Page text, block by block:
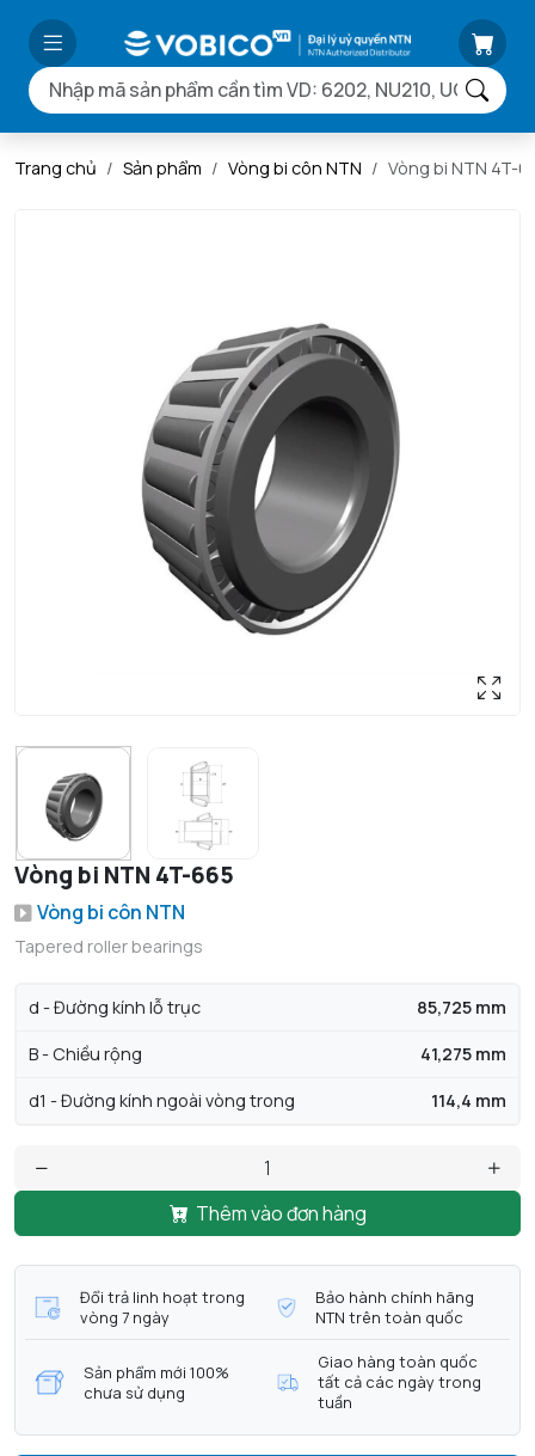
Trang chủ Sản phẩm Vòng bi côn NTN Vòng bi NTN 4T-
Vòng bi NTN 4T-665
Vòng bi côn NTN
Tapered roller bearings
d - Đường kính lỗ trục 85,725 mm
B - Chiều rộng 41,275 mm
d1 - Đường kính ngoài vòng trong 114,4 mm
Thêm vào đơn hàng
Đổi trả linh hoạt trong
vòng 7 ngày
Bảo hành chính hãng
NTN trên toàn quốc
Sản phẩm mới 100%
chưa sử dụng
Giao hàng toàn quốc
tất cả các ngày trong
tuần